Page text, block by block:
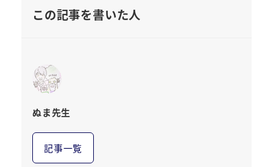
この記事を書いた人
ぬま先生
記事一覧